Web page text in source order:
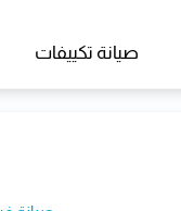
صيانة تكييفات